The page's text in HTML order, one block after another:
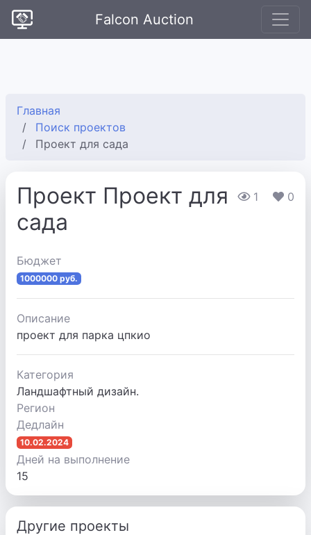
Falcon Auction
Главная
Поиск проектов
Проект для сада
1 0
Проект Проект для
сада
Бюджет
1000000 руб.
Описание
проект для парка цпкио
Категория
Ландшафтный дизайн.
Регион
Дедлайн
10.02.2024
Дней на выполнение
15
Другие проекты